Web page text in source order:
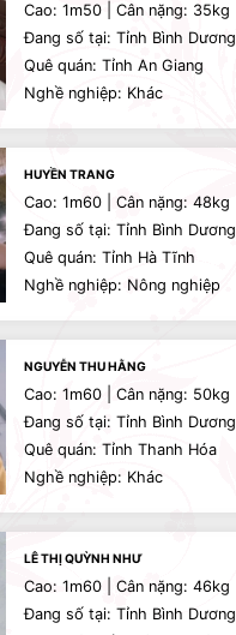
Cao: 1m50 | Cân nặng: 35kg
Đang số tại: Tỉnh Bình Dương
Quê quán: Tỉnh An Giang
Nghề nghiệp: Khác
HUYỀN TRANG
Cao: 1m60 | Cân nặng: 48kg
Đang số tại: Tỉnh Bình Dương
Quê quán: Tỉnh Hà Tĩnh
Nghề nghiệp: Nông nghiệp
NGUYỄN THU HẰNG
Cao: 1m60 | Cân nặng: 50kg
Đang số tại: Tỉnh Bình Dương
Quê quán: Tỉnh Thanh Hóa
Nghề nghiệp: Khác
LÊ THỊ QUỲNH NHƯ
Cao: 1m60 | Cân nặng: 46kg
Đang số tại: Tỉnh Bình Dương